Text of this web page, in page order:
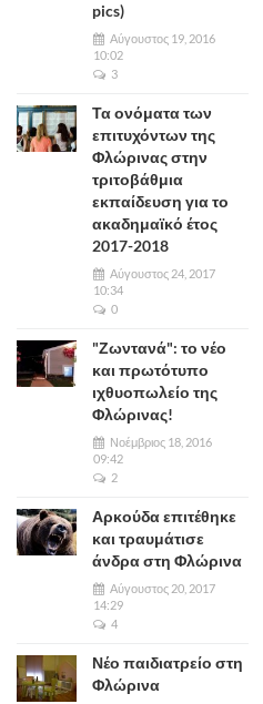
pics)
Αύγουστος 19, 2016
10:02
3
Τα ονόματα των
επιτυχόντων της
Φλώρινας στην
τριτοβάθμια
εκπαίδευση για το
ακαδημαϊκό έτος
2017-2018
Αύγουστος 24, 2017
10:34
0
"Ζωντανά": το νέο
και πρωτότυπο
ιχθυοπωλείο της
Φλώρινας!
Νοέμβριος 18, 2016
09:42
2
Αρκούδα επιτέθηκε
και τραυμάτισε
άνδρα στη Φλώρινα
Αύγουστος 20, 2017
14:29
4
Νέο παιδιατρείο στη
Φλώρινα